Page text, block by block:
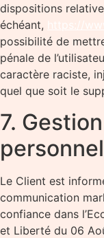
dispositions
échéant,
possibilité de
pénale de
caractère raciste,
quel que soit le
7.
Le Client est
communication
confiance dans
et Liberté du 06